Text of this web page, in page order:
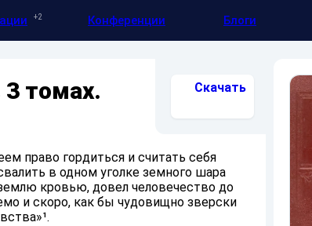
2 Конференции Блоги
томах.
Скачать
право гордиться и считать себя
в одном уголке земного шара
кровью, довел человечество до
и скоро, как бы чудовищно зверски